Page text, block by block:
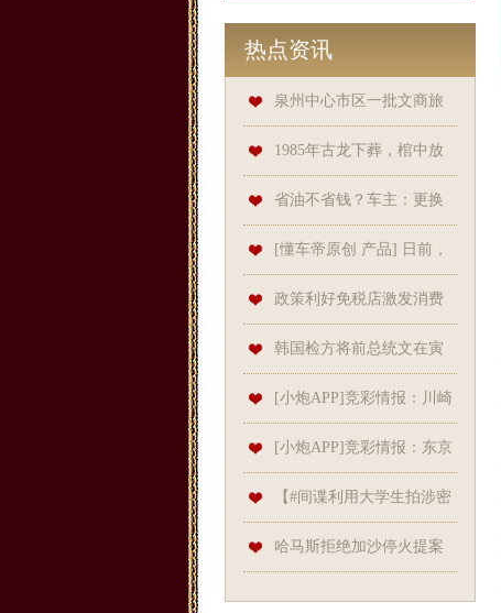
热点资讯
泉州中心市区一批文商旅
项目开竣工
1985年古龙下葬，棺中放
48瓶XO担心被盗，蔡澜一个妙
计解决了问题
省油不省钱？车主：更换
电池包费用超10万元
[懂车帝原创 产品] 日前，
我们从梅赛德斯-奔驰官方获
悉，长轴距C级
政策利好免税店激发消费
活力 韩国检方将前总统文在寅
列为涉嫌受贿的犯罪嫌疑人；
印度外汇储备创历史新高
[小炮APP]竞彩情报：川崎
前锋打法激进防守问题突出
[小炮APP]竞彩情报：东京
绿茵平局属性较高
【#间谍利用大学生拍涉密
科研基地照片#】①2024年4月
哈马斯拒绝加沙停火提案